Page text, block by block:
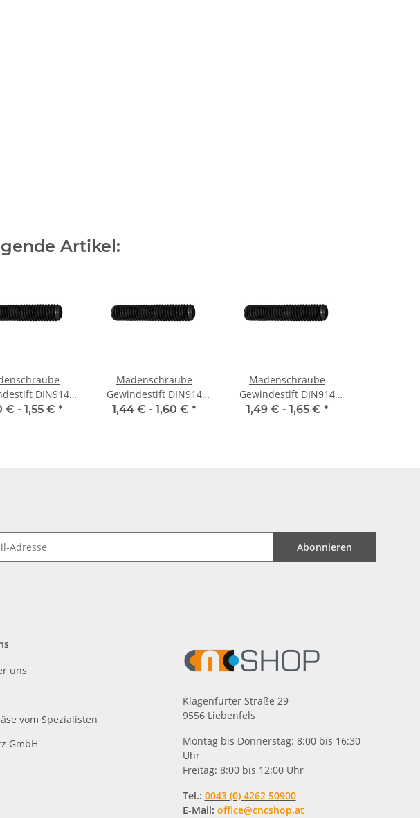
Artikel:
DIN914
6 Spitze 10x
€ - 1,55 € *
Madenschraube
Gewindestift DIN914
M4x 8 Spitze 10x
1,44 € - 1,60 € *
Madenschraube
Gewindestift DIN914
M4x12 Spitze 10x
1,49 € - 1,65 € *
Abonnieren
uns
vom Spezialisten
GmbH
Klagenfurter Straße 29
9556 Liebenfels
Montag bis Donnerstag: 8:00 bis 16:30
Uhr
Freitag: 8:00 bis 12:00 Uhr
Tel.: 0043 (0) 4262 50900
E-Mail: office@cncshop.at